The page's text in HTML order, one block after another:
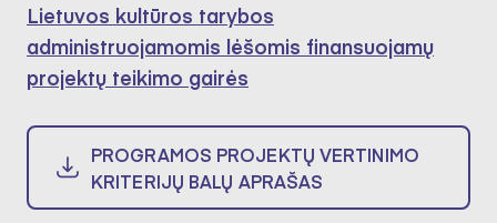
Lietuvos kultūros tarybos
administruojamomis lėšomis finansuojamų
projektų teikimo gairės
PROGRAMOS PROJEKTŲ VERTINIMO
KRITERIJŲ BALŲ APRAŠAS